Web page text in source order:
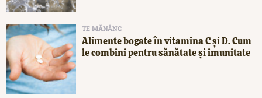
TE MĂNÂNC
Alimente bogate în vitamina C și D. Cum
le combini pentru sănătate și imunitate